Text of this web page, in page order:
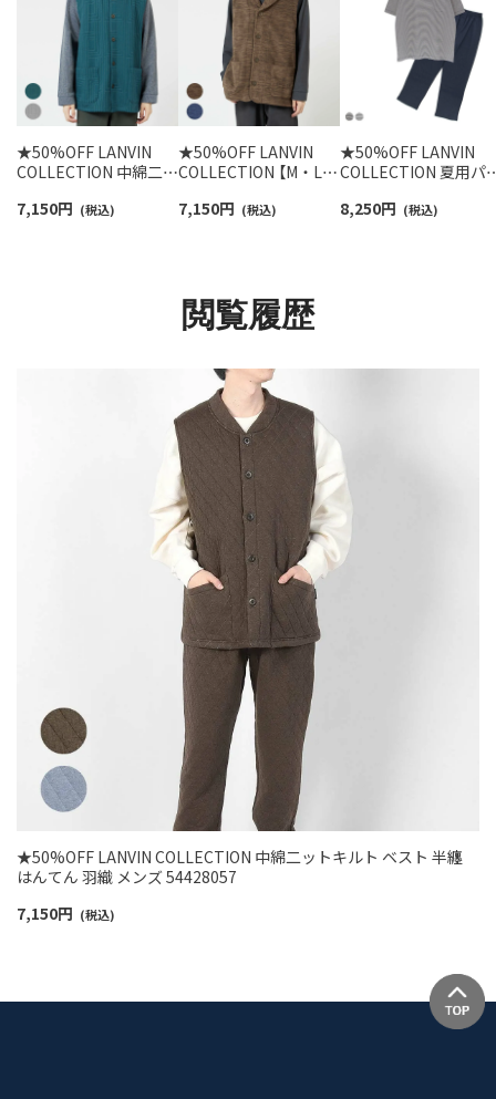
★50%OFF LANVIN
COLLECTION 中綿二ッ
ゴ 半纏 はんてん【M・L
7,150円 (税込)
★50%OFF LANVIN
COLLECTION 【M・Lサ
ース ベスト 前ボタン
7,150円 (税込)
★50%OFF LANVIN
COLLECTION 夏用パ
イズ】先染め 天竺杢ボ
8,250円 (税込)
閲覧履歴
★50%OFF LANVIN COLLECTION 中綿二ットキルト ベスト 半纏
はんてん 羽織 メンズ 54428057
7,150円 (税込)